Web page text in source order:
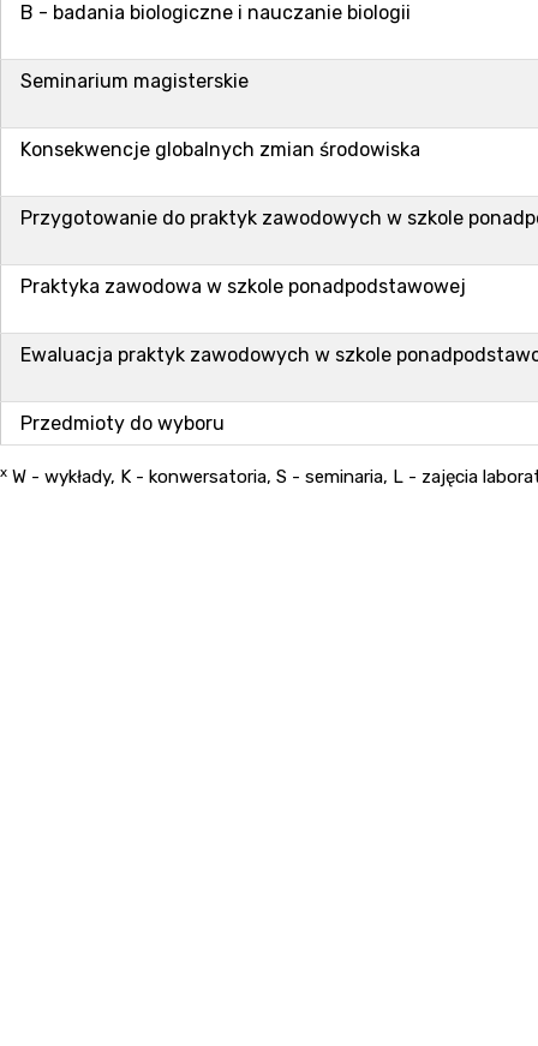
B - badania biologiczne i nauczanie biologii
Seminarium magisterskie
Konsekwencje globalnych zmian środowiska
Przygotowanie do praktyk zawodowych w szkole
Praktyka zawodowa w szkole ponadpodstawowej
Ewaluacja praktyk zawodowych w szkole
Przedmioty do wyboru
x W - wykłady, K - konwersatoria, S - seminaria, L - zajęcia